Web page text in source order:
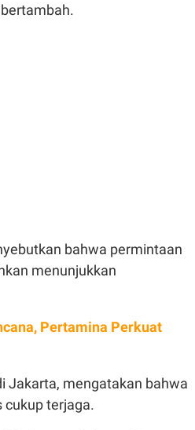
bahwa permintaan
menunjukkan
Pertamina Perkuat
Jakarta, mengatakan bahwa
terjaga.